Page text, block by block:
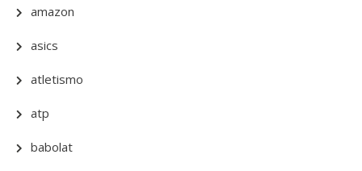
amazon
asics
atletismo
atp
babolat